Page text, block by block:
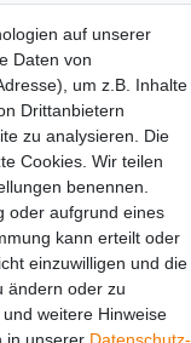
auf unserer
Daten von
um z.B. Inhalte
Drittanbietern
zu analysieren. Die
Cookies. Wir teilen
benennen.
oder aufgrund eines
kann erteilt oder
einzuwilligen und die
ändern oder zu
und weitere Hinweise